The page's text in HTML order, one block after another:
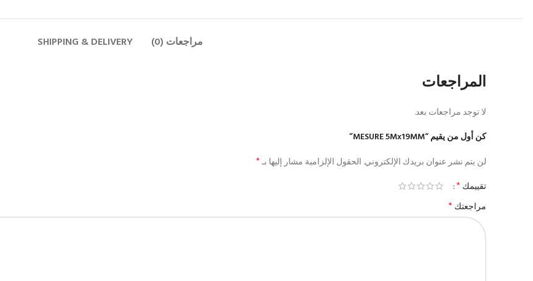
مراجعات (0) SHIPPING & DELIVERY
المراجعات
لا توجد مراجعات بعد.
كن أول من يقيم “MESURE 5Mx19MM”
لن يتم نشر عنوان بريدك الإلكتروني. الحقول الإلزامية مشار إليها بـ *
تقييمك *
مراجعتك *